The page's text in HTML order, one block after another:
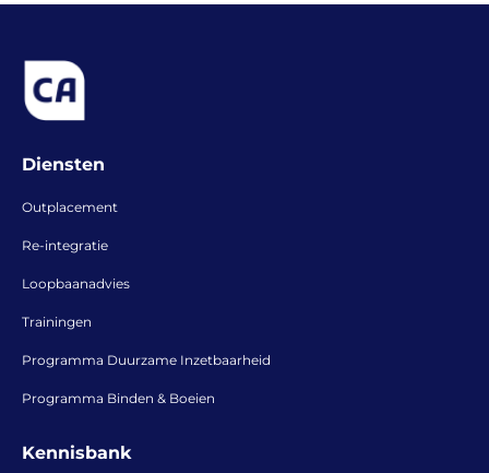
Diensten
Outplacement
Re-integratie
Loopbaanadvies
Trainingen
Programma Duurzame Inzetbaarheid
Programma Binden & Boeien
Kennisbank